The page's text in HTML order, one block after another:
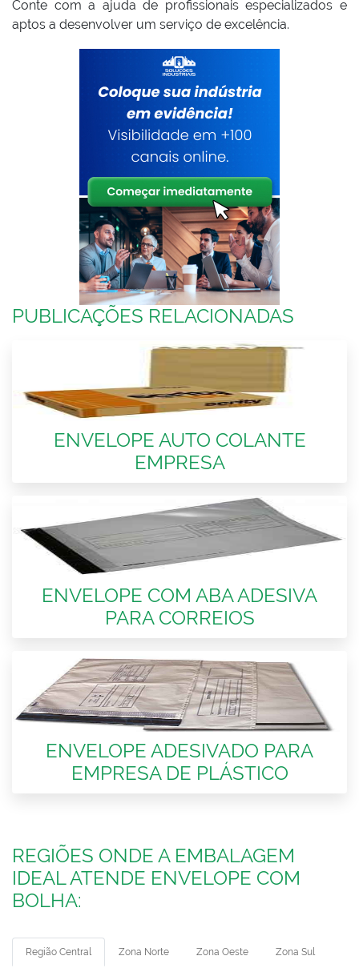
Conte com a ajuda de profissionais especializados e
aptos a desenvolver um serviço de excelência.
PUBLICAÇÕES RELACIONADAS
ENVELOPE AUTO COLANTE
EMPRESA
ENVELOPE COM ABA ADESIVA
PARA CORREIOS
ENVELOPE ADESIVADO PARA
EMPRESA DE PLÁSTICO
REGIÕES ONDE A EMBALAGEM
IDEAL ATENDE ENVELOPE COM
BOLHA:
Região Central Zona Norte Zona Oeste Zona Sul